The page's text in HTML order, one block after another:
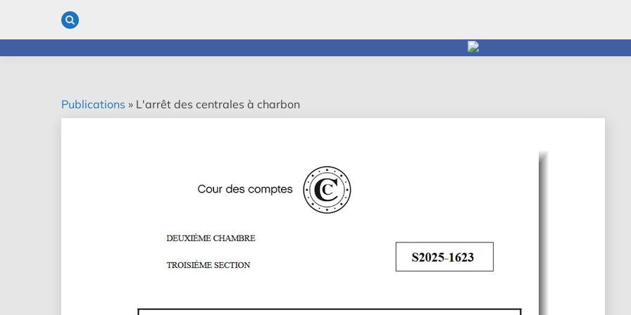
content
Publications » L'arrêt des centrales à charbon